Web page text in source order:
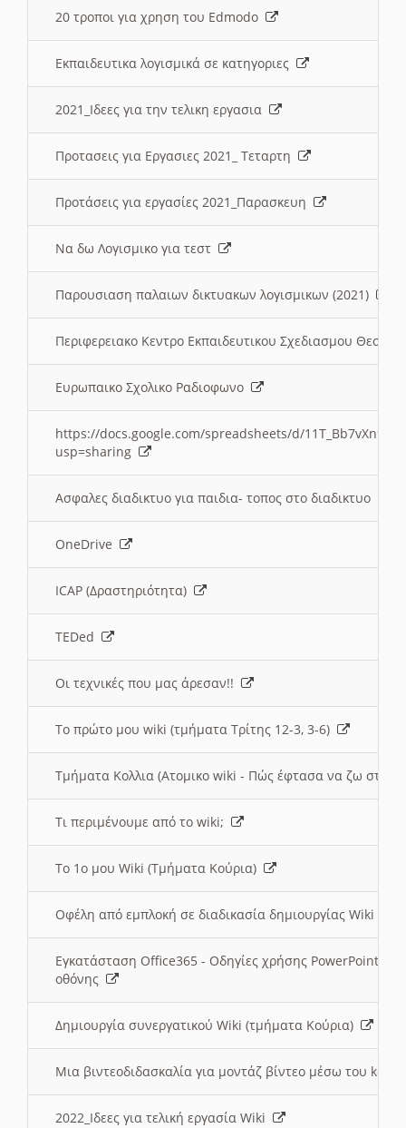
20 τροποι για χρηση του Edmodo
Εκπαιδευτικα λογισμικά σε κατηγοριες
2021_Ιδεες για την τελικη εργασια
Προτασεις για Εργασιες 2021_ Τεταρτη
Προτάσεις για εργασίες 2021_Παρασκευη
Να δω Λογισμικο για τεστ
Παρουσιαση παλαιων δικτυακων λογισμικων (2021)
Περιφερειακο Κεντρο Εκπαιδευτικου Σχεδιασμου
Ευρωπαικο Σχολικο Ραδιοφωνο
https://docs.google.com/spreadsheets/d/
usp=sharing
Ασφαλες διαδικτυο για παιδια- τοπος στο διαδικτυο
OneDrive
ICAP (Δραστηριότητα)
TEDed
Οι τεχνικές που μας άρεσαν!!
Το πρώτο μου wiki (τμήματα Τρίτης 12-3, 3-6)
Τμήματα Κολλια (Ατομικο wiki - Πώς έφτασα να ζω στην
Τι περιμένουμε από το wiki;
Το 1ο μου Wiki (Τμήματα Κούρια)
Οφέλη από εμπλοκή σε διαδικασία δημιουργίας Wiki
Εγκατάσταση Office365 - Οδηγίες χρήσης PowerPoint
οθόνης
Δημιουργία συνεργατικού Wiki (τμήματα Κούρια)
Μια βιντεοδιδασκαλία για μοντάζ βίντεο μέσω του
2022_Ιδεες για τελική εργασία Wiki